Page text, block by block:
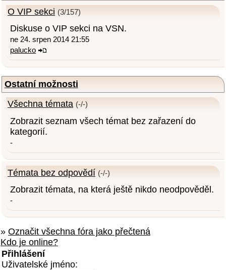
O VIP sekci (3/157)
Diskuse o VIP sekci na VSN.
ne 24. srpen 2014 21:55
palucko
Ostatní možnosti
Všechna témata (-/-)
Zobrazit seznam všech témat bez zařazení do
kategorií.
-
Témata bez odpovědí (-/-)
Zobrazit témata, na která ještě nikdo neodpověděl.
-
» Označit všechna fóra jako přečtená
Kdo je online?
Přihlášení
Uživatelské jméno: